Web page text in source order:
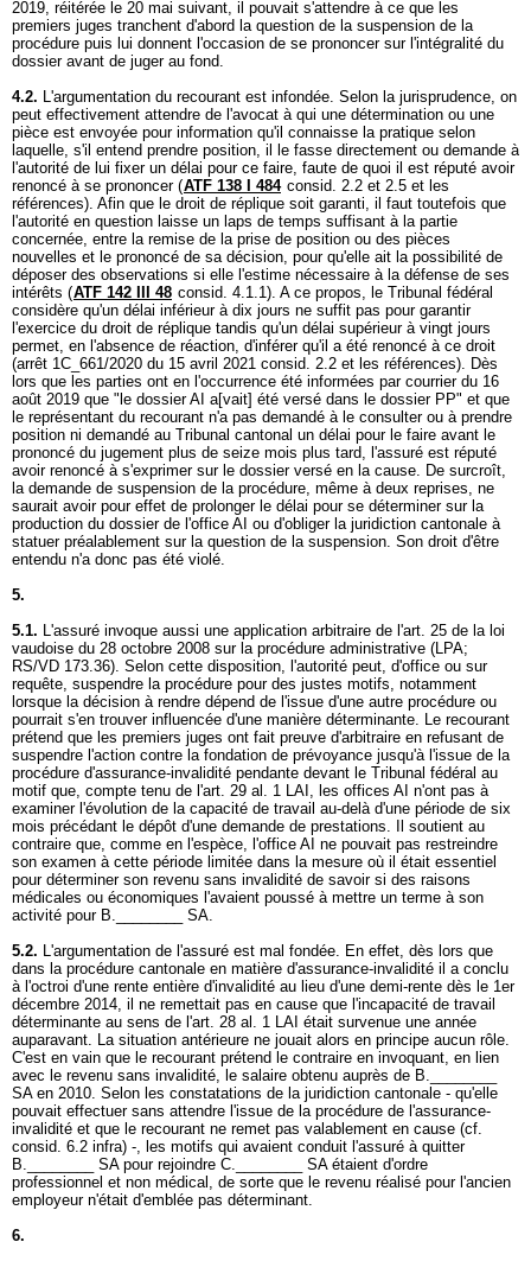
2019, réitérée le 20 mai suivant, il pouvait s'attendre à ce que les
premiers juges tranchent d'abord la question de la suspension de la
procédure puis lui donnent l'occasion de se prononcer sur l'intégralité du
dossier avant de juger au fond.
4.2. L'argumentation du recourant est infondée. Selon la jurisprudence, on
peut effectivement attendre de l'avocat à qui une détermination ou une
pièce est envoyée pour information qu'il connaisse la pratique selon
laquelle, s'il entend prendre position, il le fasse directement ou demande à
l'autorité de lui fixer un délai pour ce faire, faute de quoi il est réputé avoir
renoncé à se prononcer (ATF 138 I 484 consid. 2.2 et 2.5 et les
références). Afin que le droit de réplique soit garanti, il faut toutefois que
l'autorité en question laisse un laps de temps suffisant à la partie
concernée, entre la remise de la prise de position ou des pièces
nouvelles et le prononcé de sa décision, pour qu'elle ait la possibilité de
déposer des observations si elle l'estime nécessaire à la défense de ses
intérêts (ATF 142 III 48 consid. 4.1.1). A ce propos, le Tribunal fédéral
considère qu'un délai inférieur à dix jours ne suffit pas pour garantir
l'exercice du droit de réplique tandis qu'un délai supérieur à vingt jours
permet, en l'absence de réaction, d'inférer qu'il a été renoncé à ce droit
(arrêt 1C_661/2020 du 15 avril 2021 consid. 2.2 et les références). Dès
lors que les parties ont en l'occurrence été informées par courrier du 16
août 2019 que "le dossier AI a[vait] été versé dans le dossier PP" et que
le représentant du recourant n'a pas demandé à le consulter ou à prendre
position ni demandé au Tribunal cantonal un délai pour le faire avant le
prononcé du jugement plus de seize mois plus tard, l'assuré est réputé
avoir renoncé à s'exprimer sur le dossier versé en la cause. De surcroît,
la demande de suspension de la procédure, même à deux reprises, ne
saurait avoir pour effet de prolonger le délai pour se déterminer sur la
production du dossier de l'office AI ou d'obliger la juridiction cantonale à
statuer préalablement sur la question de la suspension. Son droit d'être
entendu n'a donc pas été violé.
5.
5.1. L'assuré invoque aussi une application arbitraire de l'art. 25 de la loi
vaudoise du 28 octobre 2008 sur la procédure administrative (LPA;
RS/VD 173.36). Selon cette disposition, l'autorité peut, d'office ou sur
requête, suspendre la procédure pour des justes motifs, notamment
lorsque la décision à rendre dépend de l'issue d'une autre procédure ou
pourrait s'en trouver influencée d'une manière déterminante. Le recourant
prétend que les premiers juges ont fait preuve d'arbitraire en refusant de
suspendre l'action contre la fondation de prévoyance jusqu'à l'issue de la
procédure d'assurance-invalidité pendante devant le Tribunal fédéral au
motif que, compte tenu de l'art. 29 al. 1 LAI , les offices AI n'ont pas à
examiner l'évolution de la capacité de travail au-delà d'une période de six
mois précédant le dépôt d'une demande de prestations. Il soutient au
contraire que, comme en l'espèce, l'office AI ne pouvait pas restreindre
son examen à cette période limitée dans la mesure où il était essentiel
pour déterminer son revenu sans invalidité de savoir si des raisons
médicales ou économiques l'avaient poussé à mettre un terme à son
activité pour B.________ SA.
5.2. L'argumentation de l'assuré est mal fondée. En effet, dès lors que
dans la procédure cantonale en matière d'assurance-invalidité il a conclu
à l'octroi d'une rente entière d'invalidité au lieu d'une demi-rente dès le 1er
décembre 2014, il ne remettait pas en cause que l'incapacité de travail
déterminante au sens de l'art. 28 al. 1 LAI était survenue une année
auparavant. La situation antérieure ne jouait alors en principe aucun rôle.
C'est en vain que le recourant prétend le contraire en invoquant, en lien
avec le revenu sans invalidité, le salaire obtenu auprès de B.________
SA en 2010. Selon les constatations de la juridiction cantonale - qu'elle
pouvait effectuer sans attendre l'issue de la procédure de l'assurance-
invalidité et que le recourant ne remet pas valablement en cause (cf.
consid. 6.2 infra) -, les motifs qui avaient conduit l'assuré à quitter
B.________ SA pour rejoindre C.________ SA étaient d'ordre
professionnel et non médical, de sorte que le revenu réalisé pour l'ancien
employeur n'était d'emblée pas déterminant.
6.